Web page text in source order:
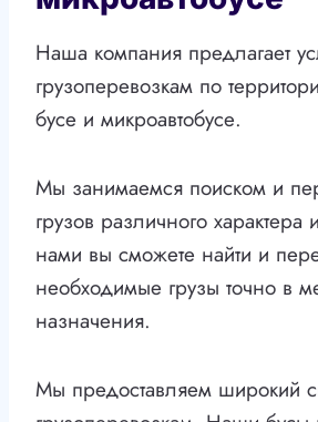
Наша компания предлагает
грузоперевозкам по
бусе и микроавтобусе.
Мы занимаемся поиском и
грузов различного
нами вы сможете найти и
необходимые грузы точно в
назначения.
Мы предоставляем широкий